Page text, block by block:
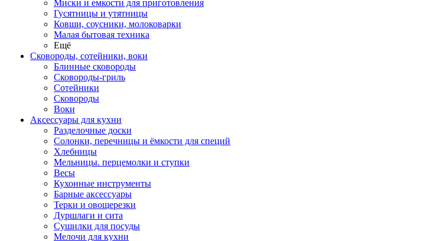
Миски и емкости для приготовления
Гусятницы и утятницы
Ковши, соусники, молоковарки
Малая бытовая техника
Ещё
Сковороды, сотейники, воки
Блинные сковороды
Сковороды-гриль
Сотейники
Сковороды
Воки
Аксессуары для кухни
Разделочные доски
Солонки, перечницы и ёмкости для специй
Хлебницы
Мельницы. перцемолки и ступки
Весы
Кухонные инструменты
Барные аксессуары
Терки и овощерезки
Дуршлаги и сита
Сушилки для посуды
Мелочи для кухни